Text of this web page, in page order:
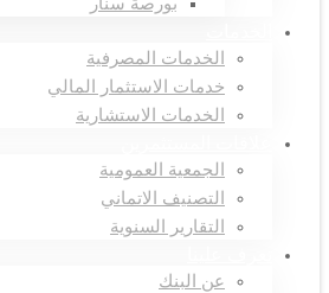
الخدمات المصرفية
خدمات الاستثمار المالي
الخدمات الاستشارية
الجمعية العمومية
التصنيف الاتماني
التقارير السنوية
عن البنك